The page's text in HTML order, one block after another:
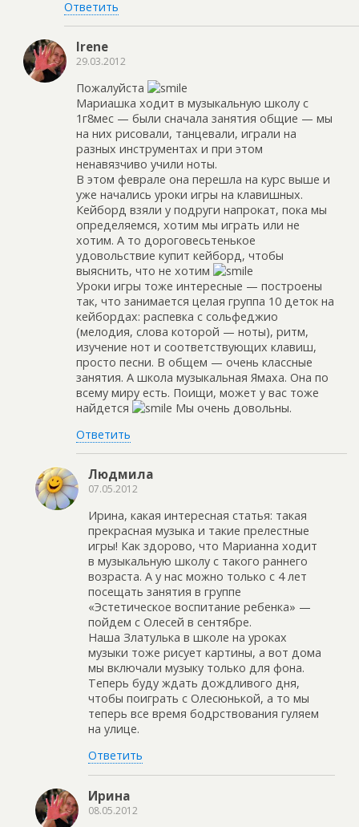
Ответить
Irene
29.03.2012
Пожалуйста
Мариашка ходит в музыкальную школу с
1г8мес — были сначала занятия общие — мы
на них рисовали, танцевали, играли на
разных инструментах и при этом
ненавязчиво учили ноты.
В этом феврале она перешла на курс выше и
уже начались уроки игры на клавишных.
Кейборд взяли у подруги напрокат, пока мы
определяемся, хотим мы играть или не
хотим. А то дороговесьтенькое
удовольствие купит кейборд, чтобы
выяснить, что не хотим
Уроки игры тоже интересные — построены
так, что занимается целая группа 10 деток на
кейбордах: распевка с сольфеджио
(мелодия, слова которой — ноты), ритм,
изучение нот и соответствующих клавиш,
просто песни. В общем — очень классные
занятия. А школа музыкальная Ямаха. Она по
всему миру есть. Поищи, может у вас тоже
найдется
Мы очень довольны.
Ответить
Людмила
07.05.2012
Ирина, какая интересная статья: такая
прекрасная музыка и такие прелестные
игры! Как здорово, что Марианна ходит
в музыкальную школу с такого раннего
возраста. А у нас можно только с 4 лет
посещать занятия в группе
«Эстетическое воспитание ребенка» —
пойдем с Олесей в сентябре.
Наша Златулька в школе на уроках
музыки тоже рисует картины, а вот дома
мы включали музыку только для фона.
Теперь буду ждать дождливого дня,
чтобы поиграть с Олесюнькой, а то мы
теперь все время бодрствования гуляем
на улице.
Ответить
Ирина
08.05.2012